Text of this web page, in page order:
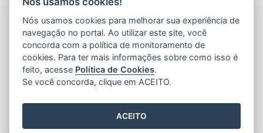
COMPANHIA ESTADUAL DE TRANSPORTES COLETIVOS DE
PASSAGEIROS DO ESTADO DO ESPÍRITO SANTO
(CETURB/ES)
Av. Jerônimo Monteiro, 96 - Ed. Aureliano Hoffmann, 5º, 6º
e 7º Andares - Centro
CEP: 29010-002 - Vitória / ES
Tel.: 27 3232-4500
Nós usamos cookies para melhorar sua experiência de
navegação no portal. Ao utilizar este site, você
concorda com a política de monitoramento de
cookies. Para ter mais informações sobre como isso é
feito, acesse Política de Cookies.
Se você concorda, clique em ACEITO.
ACEITO